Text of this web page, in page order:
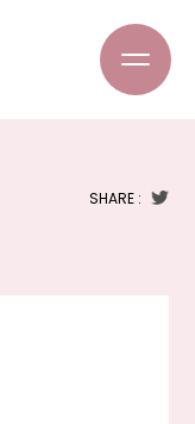
SHARE :